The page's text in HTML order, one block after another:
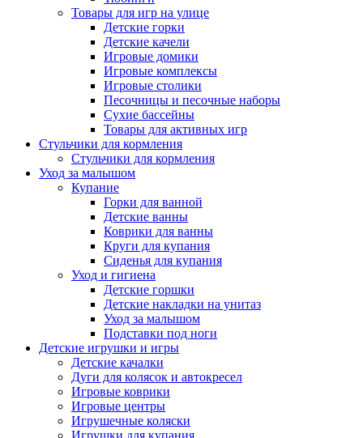
Товары для игр на улице
Детские горки
Детские качели
Игровые домики
Игровые комплексы
Игровые столики
Песочницы и песочные наборы
Сухие бассейны
Товары для активных игр
Стульчики для кормления
Стульчики для кормления
Уход за малышом
Купание
Горки для ванной
Детские ванны
Коврики для ванны
Круги для купания
Сиденья для купания
Уход и гигиена
Детские горшки
Детские накладки на унитаз
Уход за малышом
Подставки под ноги
Детские игрушки и игры
Детские качалки
Дуги для колясок и автокресел
Игровые коврики
Игровые центры
Игрушечные коляски
Игрушки для купания